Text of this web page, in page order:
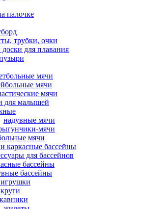
палочке
трубки, очки
для плавания
мячи
мячи
мячи
для малышей
надувные мячи
мячи
мячи
каркасные бассейны
для бассейнов
бассейны
бассейны